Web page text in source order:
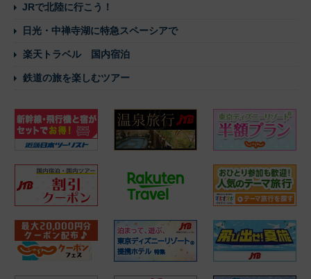
JRで北陸に行こう！
日光・中禅寺湖に特急スペーシアで
楽天トラベル 国内宿泊
鉄道の旅を楽しむツアー